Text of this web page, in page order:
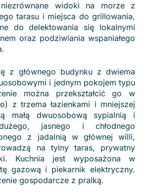
niezrównane widoki na morze z
tarasu i miejsca do grillowania,
do delektowania się lokalnymi
oraz podziwiania wspaniałego
z głównego budynku z dwiema
i jednym pokojem typu
można przekształcić go w
z trzema łazienkami i mniejszej
małą dwuosobową sypialnią i
jasnego i chłodnego
z jadalnią w głównej willi,
na tylny taras, prywatny
Kuchnia jest wyposażona w
gazową i piekarnik elektryczny.
gospodarcze z pralką.